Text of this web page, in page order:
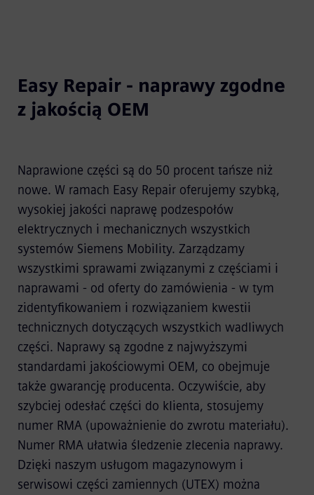
Easy Repair - naprawy zgodne
z jakością OEM
Naprawione części są do 50 procent tańsze niż
nowe. W ramach Easy Repair oferujemy szybką,
wysokiej jakości naprawę podzespołów
elektrycznych i mechanicznych wszystkich
systemów Siemens Mobility. Zarządzamy
wszystkimi sprawami związanymi z częściami i
naprawami - od oferty do zamówienia - w tym
zidentyfikowaniem i rozwiązaniem kwestii
technicznych dotyczących wszystkich wadliwych
części. Naprawy są zgodne z najwyższymi
standardami jakościowymi OEM, co obejmuje
także gwarancję producenta. Oczywiście, aby
szybciej odesłać części do klienta, stosujemy
numer RMA (upoważnienie do zwrotu materiału).
Numer RMA ułatwia śledzenie zlecenia naprawy.
Dzięki naszym usługom magazynowym i
serwisowi części zamiennych (UTEX) można